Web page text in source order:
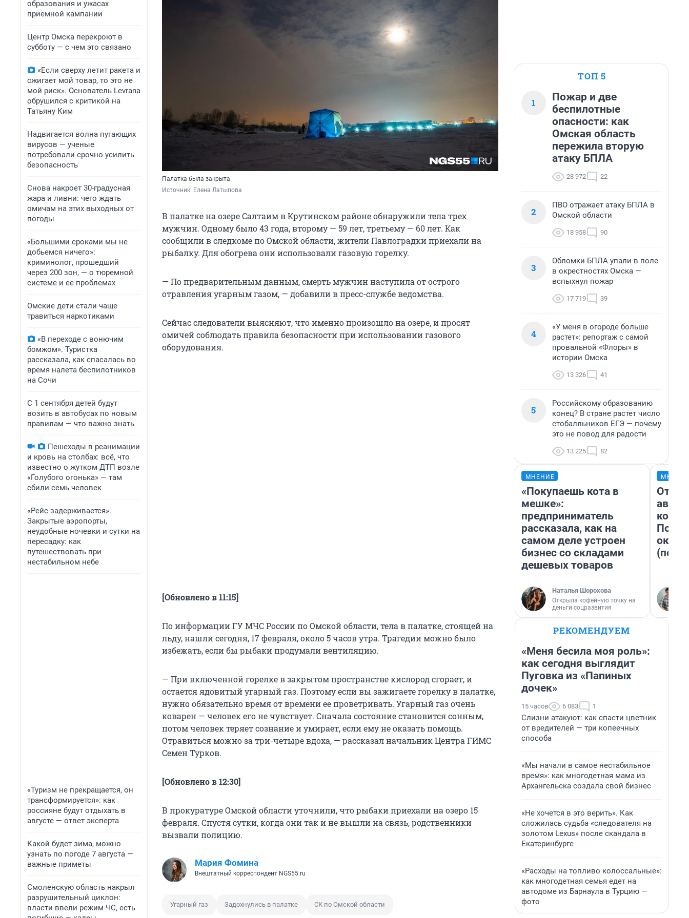
образования и ужасах
приемной кампании
Центр Омска перекроют в
субботу — с чем это связано
«Если сверху летит ракета и
сжигает мой товар, то это не
мой риск». Основатель Levrana
обрушился с критикой на
Татьяну Ким
Надвигается волна пугающих
вирусов — ученые
потребовали срочно усилить
безопасность
Снова накроет 30-градусная
жара и ливни: чего ждать
омичам на этих выходных от
погоды
«Большими сроками мы не
добьемся ничего»:
криминолог, прошедший
через 200 зон, — о тюремной
системе и ее проблемах
Омские дети стали чаще
травиться наркотиками
«В переходе с вонючим
бомжом». Туристка
рассказала, как спасалась во
время налета беспилотников
на Сочи
С 1 сентября детей будут
возить в автобусах по новым
правилам — что важно знать
Пешеходы в реанимации
и кровь на столбах: всё, что
известно о жутком ДТП возле
«Голубого огонька» — там
сбили семь человек
«Рейс задерживается».
Закрытые аэропорты,
неудобные ночевки и сутки на
пересадку: как
путешествовать при
нестабильном небе
«Туризм не прекращается, он
трансформируется»: как
россияне будут отдыхать в
августе — ответ эксперта
Какой будет зима, можно
узнать по погоде 7 августа —
важные приметы
Смоленскую область накрыл
разрушительный циклон:
власти ввели режим ЧС, есть
Палатка была закрыта
Источник: Елена Латыпова
В палатке на озере Салтаим в Крутинском районе обнаружили тела трех
мужчин. Одному было 43 года, второму — 59 лет, третьему — 60 лет. Как
сообщили в следкоме по Омской области, жители Павлоградки приехали на
рыбалку. Для обогрева они использовали газовую горелку.
— По предварительным данным, смерть мужчин наступила от острого
отравления угарным газом, — добавили в пресс-службе ведомства.
Сейчас следователи выясняют, что именно произошло на озере, и просят
омичей соблюдать правила безопасности при использовании газового
оборудования.
[Обновлено в 11:15]
По информации ГУ МЧС России по Омской области, тела в палатке, стоящей на
льду, нашли сегодня, 17 февраля, около 5 часов утра. Трагедии можно было
избежать, если бы рыбаки продумали вентиляцию.
— При включенной горелке в закрытом пространстве кислород сгорает, и
остается ядовитый угарный газ. Поэтому если вы зажигаете горелку в палатке,
нужно обязательно время от времени ее проветривать. Угарный газ очень
коварен — человек его не чувствует. Сначала состояние становится сонным,
потом человек теряет сознание и умирает, если ему не оказать помощь.
Отравиться можно за три-четыре вдоха, — рассказал начальник Центра ГИМС
Семен Турков.
[Обновлено в 12:30]
В прокуратуре Омской области уточнили, что рыбаки приехали на озеро 15
февраля. Спустя сутки, когда они так и не вышли на связь, родственники
вызвали полицию.
Мария Фомина
Внештатный корреспондент NGS55.ru
Угарный газ Задохнулись в палатке СК по Омской области
ТОП 5
1
Пожар и две
беспилотные
опасности: как
Омская область
пережила вторую
атаку БПЛА
28 972 22
2
ПВО отражает атаку БПЛА в
Омской области
18 958 90
3
Обломки БПЛА упали в поле
в окрестностях Омска —
вспыхнул пожар
17 719 39
4
«У меня в огороде больше
растет»: репортаж с самой
провальной «Флоры» в
истории Омска
13 326 41
5
Российскому образованию
конец? В стране растет число
стобалльников ЕГЭ — почему
это не повод для радости
13 225 82
МНЕНИЕ
«Покупаешь кота в
мешке»:
предприниматель
рассказала, как на
самом деле устроен
бизнес со складами
дешевых товаров
Наталья Шорохова
Открыла кофейную точку на
деньги соцразвития
От
РЕКОМЕНДУЕМ
«Меня бесила моя роль»:
как сегодня выглядит
Пуговка из «Папиных
дочек»
15 часов 6 083 1
Слизни атакуют: как спасти цветник
от вредителей — три копеечных
способа
«Мы начали в самое нестабильное
время»: как многодетная мама из
Архангельска создала свой бизнес
«Не хочется в это верить». Как
сложилась судьба «следователя на
золотом Lexus» после скандала в
Екатеринбурге
«Расходы на топливо колоссальные»:
как многодетная семья едет на
автодоме из Барнаула в Турцию —
фото